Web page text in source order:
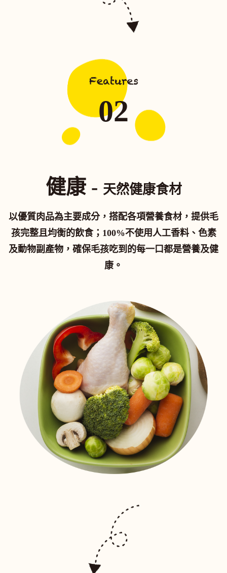
02
健康 - 天然健康食材
以優質肉品為主要成分，搭配各項營養食材，提供毛
孩完整且均衡的飲食；100%不使用人工香料、色素
及動物副產物，確保毛孩吃到的每一口都是營養及健
康。